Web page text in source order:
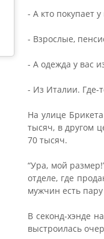
- А кто покупает у
- Взрослые,
- А одежда у вас
- Из Италии. Где-
На улице
тысяч, в другом
70 тысяч.
“Ура, мой
отделе, где
мужчин есть
В секонд-хэнде
выстроилась